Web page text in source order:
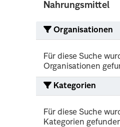
Nahrungsmittel
Organisationen
Für diese Suche
Organisationen
Kategorien
Für diese Suche
Kategorien